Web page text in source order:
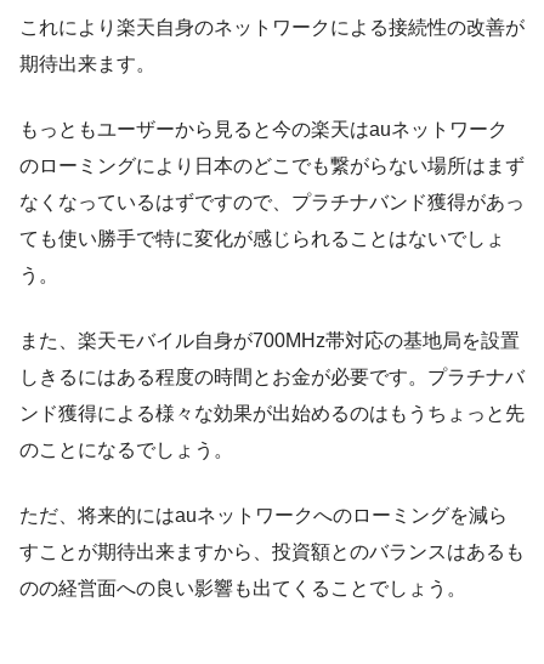
これにより楽天自身のネットワークによる接続性の改善が
期待出来ます。
もっともユーザーから見ると今の楽天はauネットワーク
のローミングにより日本のどこでも繋がらない場所はまず
なくなっているはずですので、プラチナバンド獲得があっ
ても使い勝手で特に変化が感じられることはないでしょ
う。
また、楽天モバイル自身が700MHz帯対応の基地局を設置
しきるにはある程度の時間とお金が必要です。プラチナバ
ンド獲得による様々な効果が出始めるのはもうちょっと先
のことになるでしょう。
ただ、将来的にはauネットワークへのローミングを減ら
すことが期待出来ますから、投資額とのバランスはあるも
のの経営面への良い影響も出てくることでしょう。